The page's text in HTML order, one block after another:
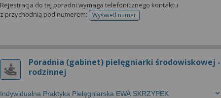
Rejestracja do tej poradni wymaga telefonicznego kontaktu
z przychodnią pod numerem:
Wyświetl numertelefonu do rejestracji
Poradnia (gabinet) pielęgniarki środowiskowej -
rodzinnej
Indywidualna Praktyka Pielęgniarska EWA SKRZYPEK